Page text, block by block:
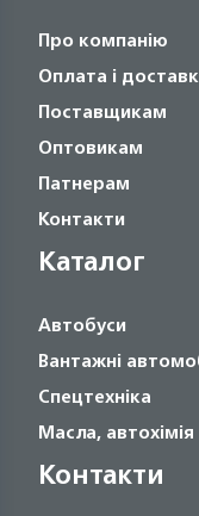
Про компанію
Оплата і
Поставщикам
Оптовикам
Патнерам
Контакти
Каталог
Автобуси
Вантажні
Спецтехніка
Масла, автохімія
Контакти